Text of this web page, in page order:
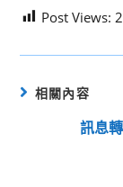
Post Views:
相關內容
訊息